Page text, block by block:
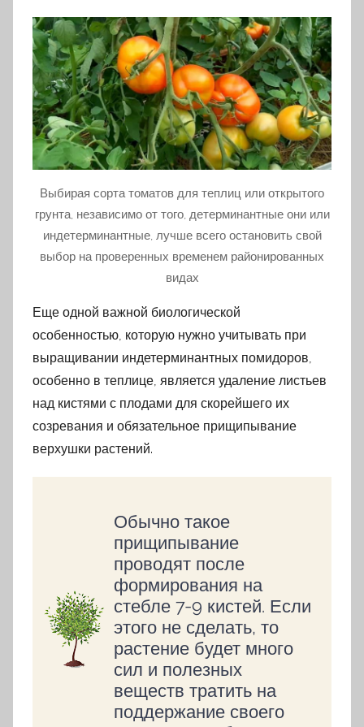
Выбирая сорта томатов для теплиц или открытого
грунта, независимо от того, детерминантные они или
индетерминантные, лучше всего остановить свой
выбор на проверенных временем районированных
видах
Еще одной важной биологической
особенностью, которую нужно учитывать при
выращивании индетерминантных помидоров,
особенно в теплице, является удаление листьев
над кистями с плодами для скорейшего их
созревания и обязательное прищипывание
верхушки растений.
Обычно такое
прищипывание
проводят после
формирования на
стебле 7-9 кистей. Если
этого не сделать, то
растение будет много
сил и полезных
веществ тратить на
поддержание своего